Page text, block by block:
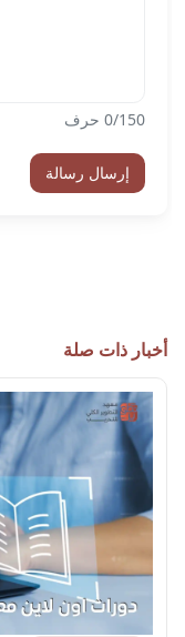
0/150 حرف
إرسال رسالة
أخبار ذات صلة